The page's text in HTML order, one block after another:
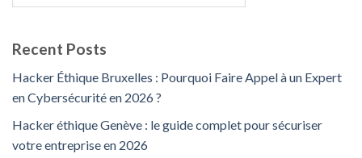
Recent Posts
Hacker Éthique Bruxelles : Pourquoi Faire Appel à un Expert
en Cybersécurité en 2026 ?
Hacker éthique Genève : le guide complet pour sécuriser
votre entreprise en 2026